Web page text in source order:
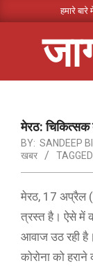
to
हमारे बारे
Menuमेरठ: चिकित्सक
BY: SANDEEP
खबर
मेरठ, 17 अप्रैल
त्रस्त है। ऐसे में
आवाज उठ रही
कोरोना को